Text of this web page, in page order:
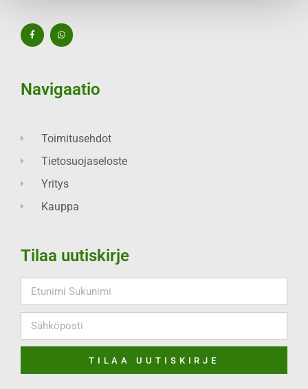
Navigaatio
Toimitusehdot
Tietosuojaseloste
Yritys
Kauppa
Tilaa uutiskirje
TILAA UUTISKIRJE